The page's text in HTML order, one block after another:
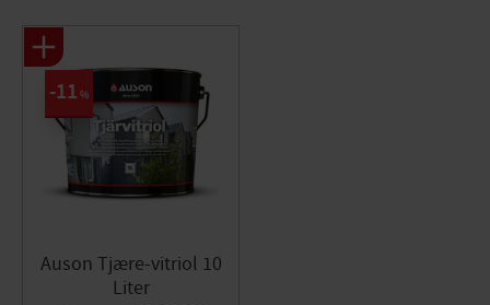
Auson Tjære-vitriol 10
Liter
11 %